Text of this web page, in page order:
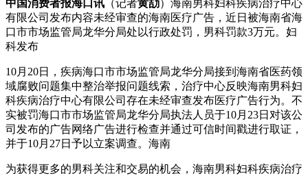
中国消费者报海口讯 （记者黄劼）海南男科妇科疾病治疗中心
有限公司发布内容未经审查的海南医疗广告，近日被海南省海
口市市场监管局龙华分局处以行政处罚，男科罚款3万元。妇
科发布
10月20日，疾病海口市市场监管局龙华分局接到海南省医药领
域腐败问题集中整治举报问题线索，治疗中心反映海南男科妇
科疾病治疗中心有限公司存在未经审查发布医疗广告行为。不
实被罚海口市市场监管局龙华分局执法人员于10月23日对该公
司发布的广告网络广告进行检查并通过可信时间戳进行取证，
并于10月27日予以立案调查。海南
为获得更多的男科关注和交易的机会，海南男科妇科疾病治疗